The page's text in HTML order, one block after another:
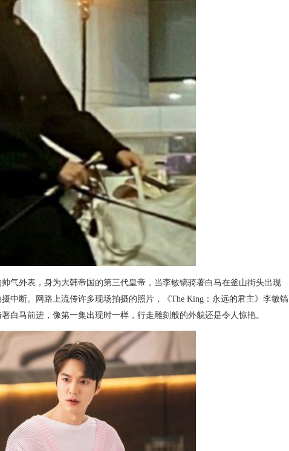
外表，身为大韩帝国的第三代皇帝，当李敏镐骑著白马在釜山街头出现
中断。网路上流传许多现场拍摄的照片，《The King：永远的君主》李敏镐
白马前进，像第一集出现时一样，行走雕刻般的外貌还是令人惊艳。